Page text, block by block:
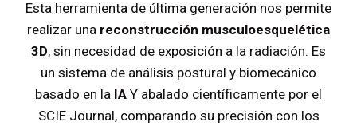
Esta herramienta de última generación nos permite
realizar una reconstrucción musculoesquelética
3D, sin necesidad de exposición a la radiación. Es
un sistema de análisis postural y biomecánico
basado en la IA Y abalado científicamente por el
SCIE Journal, comparando su precisión con los